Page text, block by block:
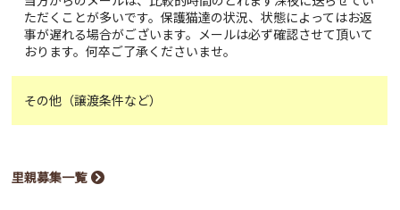
ただくことが多いです。保護猫達の状況、状態によってはお返
事が遅れる場合がございます。メールは必ず確認させて頂いて
おります。何卒ご了承くださいませ。
その他（譲渡条件など）
里親募集一覧